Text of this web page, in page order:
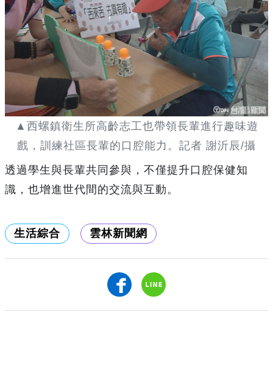
▲西螺鎮衛生所高齡志工也帶領長輩進行趣味遊
戲，訓練社區長輩的口腔能力。記者 謝沂辰/攝
透過學生與長輩共同參與，不僅提升口腔保健知
識，也增進世代間的交流與互動。
生活綜合 雲林新聞網